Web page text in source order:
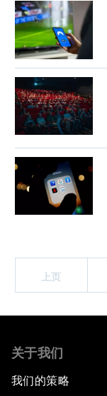
上页
关于我们
我们的策略